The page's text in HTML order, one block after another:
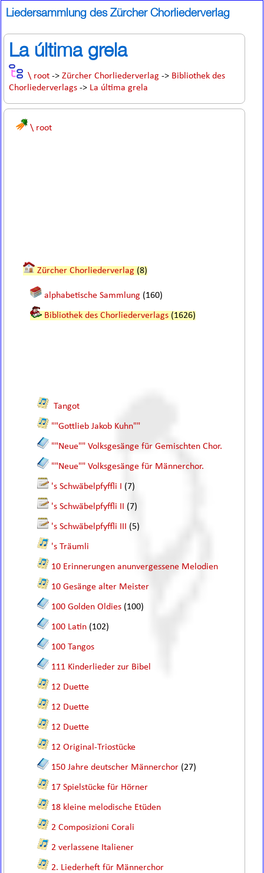
Liedersammlung des Zürcher Chorliederverlag
La última grela
\ root ->Zürcher Chorliederverlag -> Bibliothek des
Chorliederverlags -> La última grela
\ root
Zürcher Chorliederverlag (8)
alphabetische Sammlung (160)
Bibliothek des Chorliederverlags (1626)
Tangot
""Gottlieb Jakob Kuhn""
""Neue"" Volksgesänge für Gemischten Chor.
""Neue"" Volksgesänge für Männerchor.
's Schwäbelpfyffli I (7)
's Schwäbelpfyffli II (7)
's Schwäbelpfyffli III (5)
's Träumli
10 Erinnerungen anunvergessene Melodien
10 Gesänge alter Meister
100 Golden Oldies (100)
100 Latin (102)
100 Tangos
111 Kinderlieder zur Bibel
12 Duette
12 Duette
12 Duette
12 Original-Triostücke
150 Jahre deutscher Männerchor (27)
17 Spielstücke für Hörner
18 kleine melodische Etüden
2 Composizioni Corali
2 verlassene Italiener
2. Liederheft für Männerchor